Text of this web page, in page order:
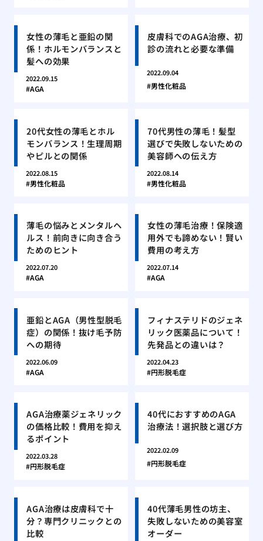
女性の薄毛と亜鉛の関
係！ホルモンバランスと
髪への効果
2022.09.15
AGA
皮膚科でのAGA治療、初
診の流れと必要な準備
2022.09.04
男性化粧品
20代女性の薄毛とホル
モンバランス！生理周期
やピルとの関係
2022.08.15
男性化粧品
70代男性の薄毛！髪型
選びで失敗しないための
美容師への伝え方
2022.08.14
男性化粧品
薄毛の悩みとメンタルヘ
ルス！前向きに向き合う
ためのヒント
2022.07.20
AGA
女性の薄毛治療！保険適
用外でも諦めない！賢い
費用の考え方
2022.07.14
AGA
亜鉛とAGA（男性型脱毛
症）の関係！抜け毛予防
への期待
2022.06.09
AGA
フィナステリドのジェネ
リック医薬品について！
先発品との違いは？
2022.04.23
円形脱毛症
AGA治療薬ジェネリック
の価格比較！費用を抑え
るポイント
2022.03.28
円形脱毛症
40代におすすめのAGA
治療法！選択肢と選び方
2022.02.09
円形脱毛症
AGA治療は皮膚科で十
分？専門クリニックとの
比較
40代薄毛男性の坊主、
失敗しないための美容室
オーダー